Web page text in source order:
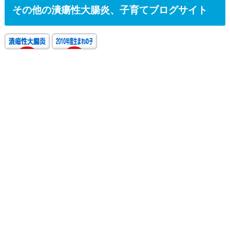
その他の潰瘍性大腸炎、子育てブログサイト